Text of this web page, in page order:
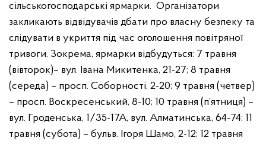
сільськогосподарські ярмарки. Організатори
закликають відвідувачів дбати про власну безпеку та
слідувати в укриття під час оголошення повітряної
тривоги. Зокрема, ярмарки відбудуться: 7 травня
(вівторок)– вул. Івана Микитенка, 21-27; 8 травня
(середа) – просп. Соборності, 2-20; 9 травня (четвер)
– просп. Воскресенський, 8-10; 10 травня (п’ятниця) –
вул. Гроденська, 1/35-17А, вул. Алматинська, 64-74; 11
травня (субота) – бульв. Ігоря Шамо, 2-12; 12 травня